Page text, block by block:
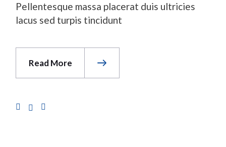
Pellentesque massa placerat duis ultricies
lacus sed turpis tincidunt
Read More